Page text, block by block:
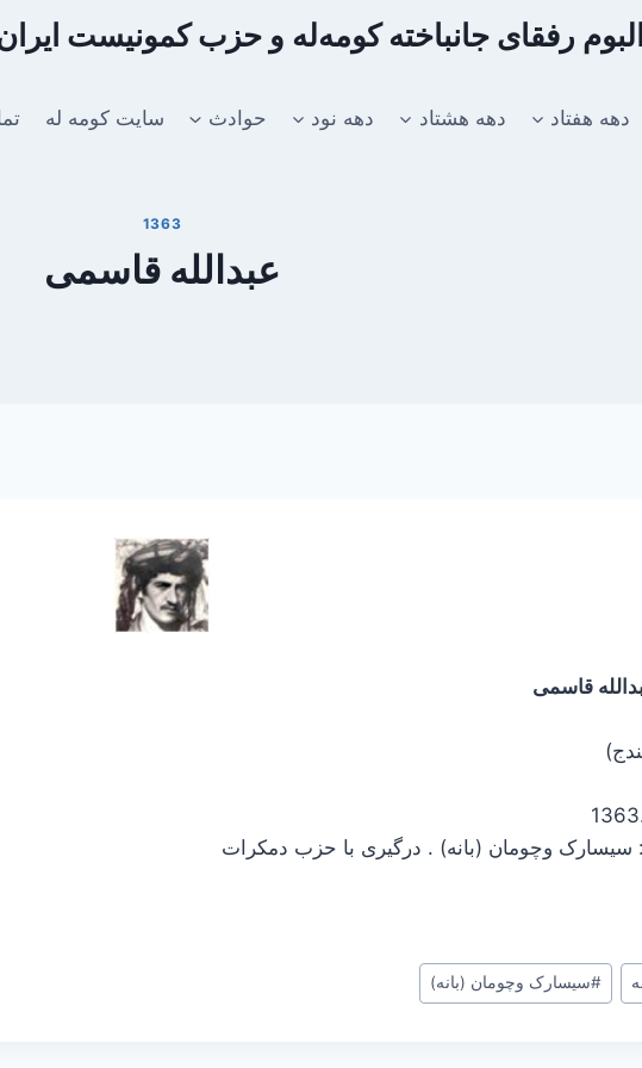
رفقای جانباخته کومه‌له و حزب کمونیست
دهه هفتاد دهه هشتاد دهه نود حوادث سایت کومه له
1363
عبدالله قاسمی
قاسمی
سیسارک وچومان (بانه) . درگیری با حزب دمکرات
#سیسارک وچومان (بانه)